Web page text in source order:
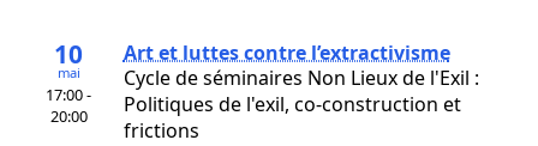
10
mai
17:00 -
20:00
Art et luttes contre l’extractivisme
Cycle de séminaires Non Lieux de l'Exil :
Politiques de l'exil, co-construction et
frictions